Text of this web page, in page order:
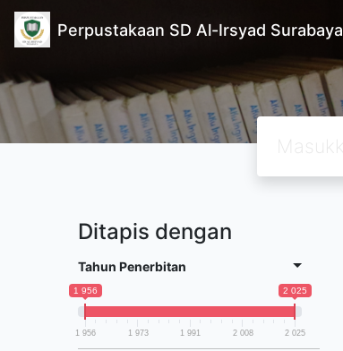
Perpustakaan SD Al-Irsyad Surabaya
Ditapis dengan
Tahun Penerbitan
1 956 2 025
1 956 1 973 1 991 2 008 2 025